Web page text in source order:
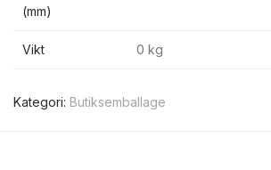
(mm)
Vikt 0 kg
Kategori: Butiksemballage